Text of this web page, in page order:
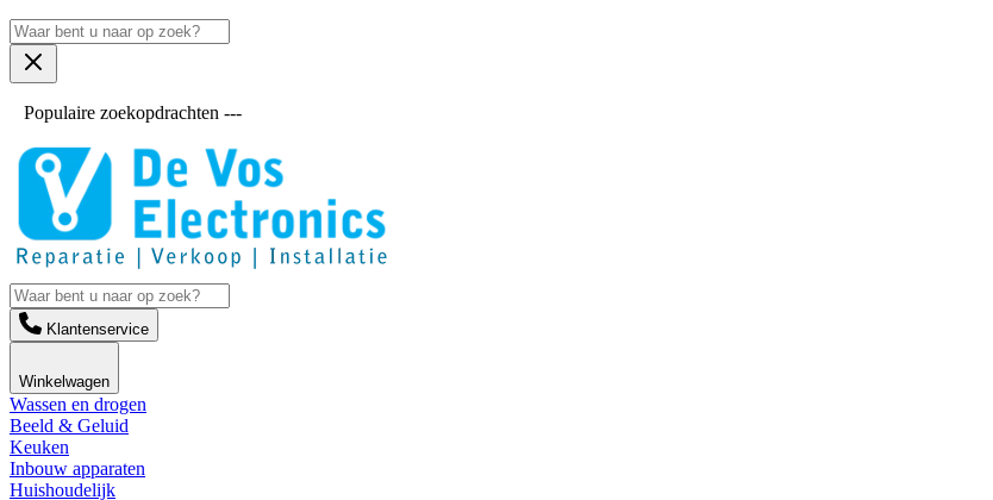
Populaire zoekopdrachten ---
Klantenservice
Winkelwagen
Wassen en drogen
Beeld & Geluid
Keuken
Inbouw apparaten
Huishoudelijk